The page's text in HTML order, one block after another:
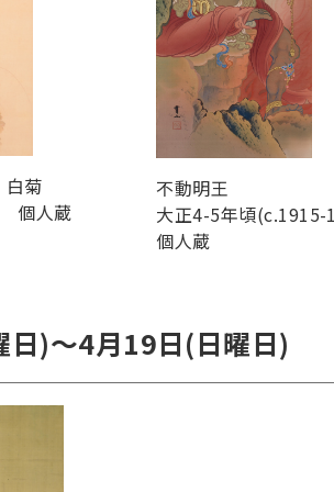
菊
個人蔵
不動明王
大正4-5年頃(c.1915-
個人蔵
)～4月19日(日曜日)